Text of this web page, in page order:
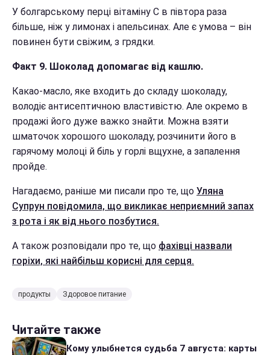
У болгарському перці вітаміну С в півтора раза
більше, ніж у лимонах і апельсинах. Але є умова – він
повинен бути свіжим, з грядки.
Факт 9. Шоколад допомагає від кашлю.
Какао-масло, яке входить до складу шоколаду,
володіє антисептичною властивістю. Але окремо в
продажі його дуже важко знайти. Можна взяти
шматочок хорошого шоколаду, розчинити його в
гарячому молоці й біль у горлі вщухне, а запалення
пройде.
Нагадаємо, раніше ми писали про те, що Уляна
Супрун повідомила, що викликає неприємний запах
з рота і як від нього позбутися.
А також розповідали про те, що фахівці назвали
горіхи, які найбільш корисні для серця.
продукты Здоровое питание
Читайте также
Кому улыбнется судьба 7 августа: карты